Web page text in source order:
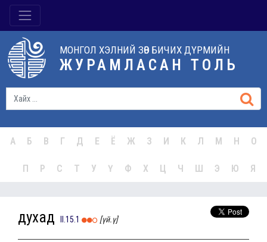
МОНГОЛ ХЭЛНИЙ ЗӨВ БИЧИХ ДҮРМИЙН
ЖУРАМЛАСАН ТОЛЬ
А Б В Г Д Е Ё Ж З И К Л М Н О
П Р С Т У Ү Ф Х Ц Ч Ш Э Ю Я
духад II.15.1 [үй.ү]